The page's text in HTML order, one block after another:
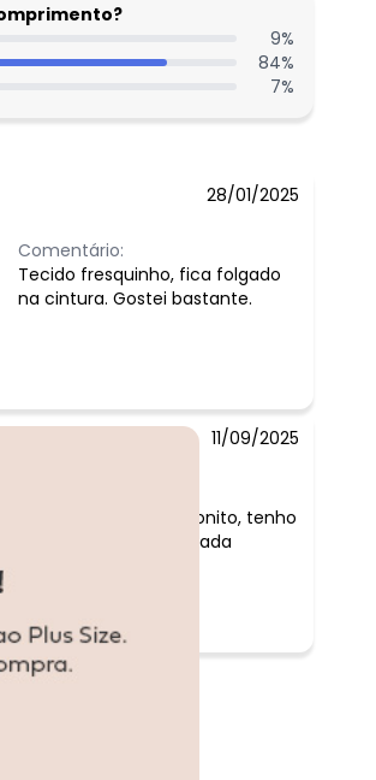
9%
84%
7%
28/01/2025
Comentário:
Tecido fresquinho, fica folgado
na cintura. Gostei bastante.
11/09/2025
tecido com brilho bonito, tenho
1,67/ 66kg ficou folgada